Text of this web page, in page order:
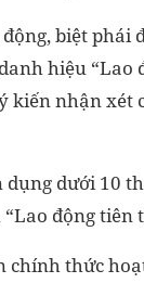
biệt
hiệu “Lao
kiến nhận xét
dụng dưới 10
động tiên
chính thức